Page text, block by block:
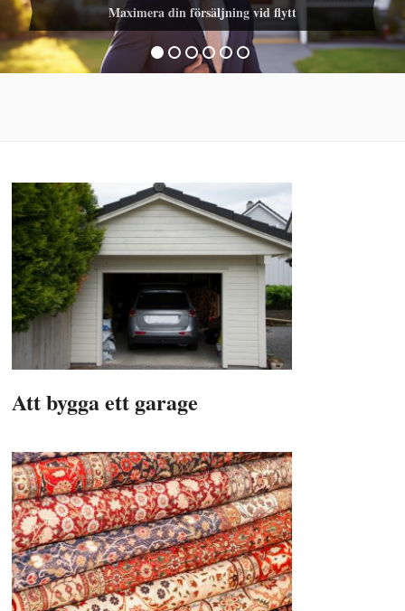
Maximera din försäljning vid flytt
Att bygga ett garage